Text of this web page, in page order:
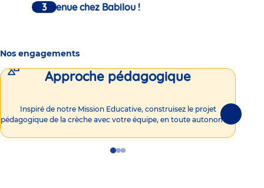
Bienvenue chez Babilou !
Nos engagements
Approche pédagogique
Inspiré de notre Mission Educative, construisez le projet
pédagogique de la crèche avec votre équipe, en toute autonomie !
GoGoGo